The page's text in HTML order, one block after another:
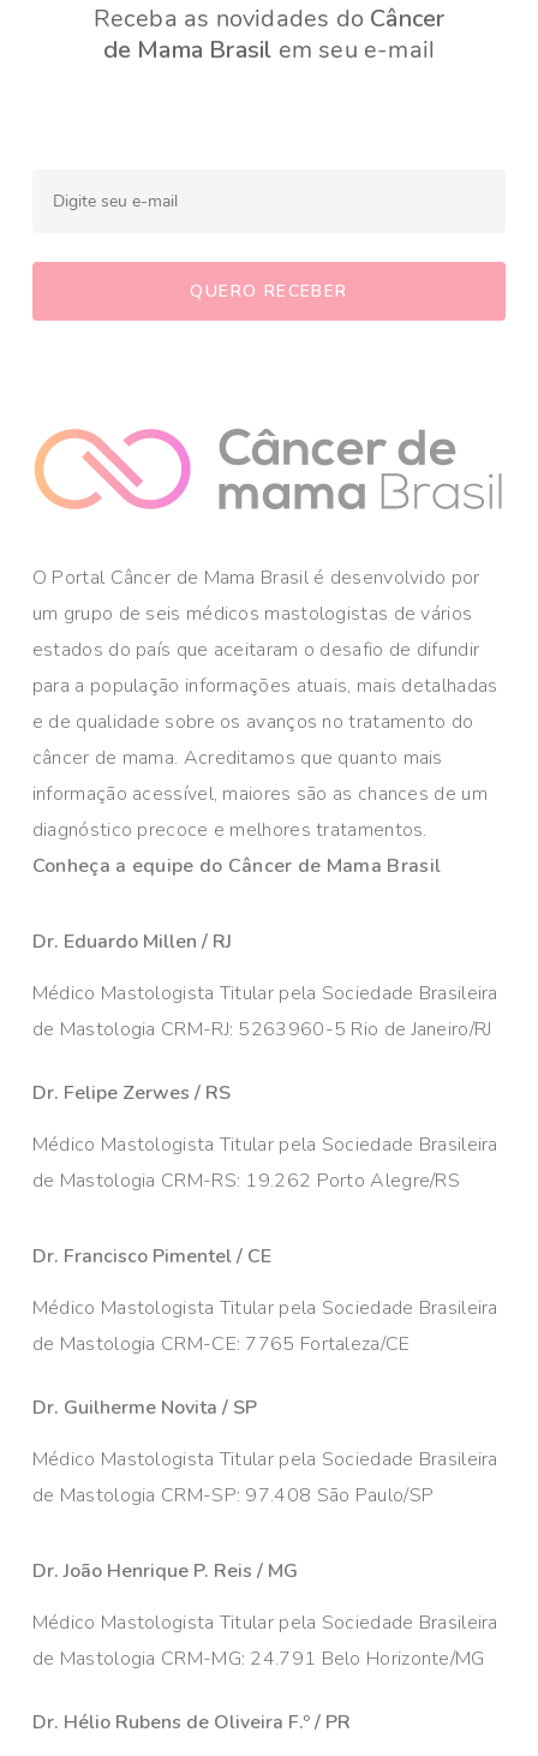
Receba as novidades do Câncer
de Mama Brasil em seu e-mail
O Portal Câncer de Mama Brasil é desenvolvido por
um grupo de seis médicos mastologistas de vários
estados do país que aceitaram o desafio de difundir
para a população informações atuais, mais detalhadas
e de qualidade sobre os avanços no tratamento do
câncer de mama. Acreditamos que quanto mais
informação acessível, maiores são as chances de um
diagnóstico precoce e melhores tratamentos.
Conheça a equipe do Câncer de Mama Brasil
Dr. Eduardo Millen / RJ
Médico Mastologista Titular pela Sociedade Brasileira
de Mastologia CRM-RJ: 5263960-5 Rio de Janeiro/RJ
Dr. Felipe Zerwes / RS
Médico Mastologista Titular pela Sociedade Brasileira
de Mastologia CRM-RS: 19.262 Porto Alegre/RS
Dr. Francisco Pimentel / CE
Médico Mastologista Titular pela Sociedade Brasileira
de Mastologia CRM-CE: 7765 Fortaleza/CE
Dr. Guilherme Novita / SP
Médico Mastologista Titular pela Sociedade Brasileira
de Mastologia CRM-SP: 97.408 São Paulo/SP
Dr. João Henrique P. Reis / MG
Médico Mastologista Titular pela Sociedade Brasileira
de Mastologia CRM-MG: 24.791 Belo Horizonte/MG
Dr. Hélio Rubens de Oliveira F.º / PR